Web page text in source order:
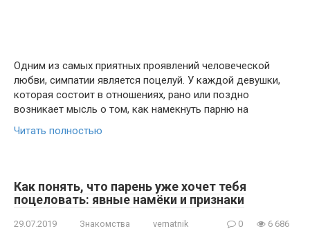
Одним из самых приятных проявлений человеческой
любви, симпатии является поцелуй. У каждой девушки,
которая состоит в отношениях, рано или поздно
возникает мысль о том, как намекнуть парню на
Читать полностью
Как понять, что парень уже хочет тебя
поцеловать: явные намёки и признаки
29.07.2019 Знакомства vernatnik 0 6 686